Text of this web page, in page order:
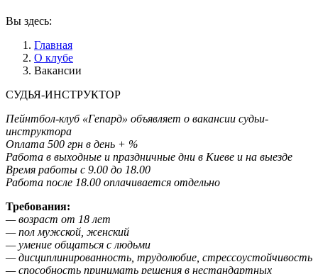
Вы здесь:
Главная
О клубе
Вакансии
СУДЬЯ-ИНСТРУКТОР
Пейнтбол-клуб «Гепард» объявляет о вакансии судьи-
инструктора
Оплата 500 грн в день + %
Работа в выходные и праздничные дни в Киеве и на выезде
Время работы с 9.00 до 18.00
Работа после 18.00 оплачивается отдельно
Требования:
— возраст от 18 лет
— пол мужской, женский
— умение общаться с людьми
— дисциплинированность, трудолюбие, стрессоустойчивость
— способность принимать решения в нестандартных